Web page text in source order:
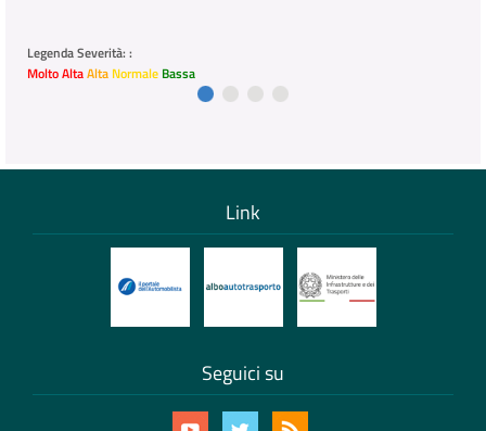
Legenda Severità: :
Molto AltaAlta Normale Bassa
Link
Seguici su